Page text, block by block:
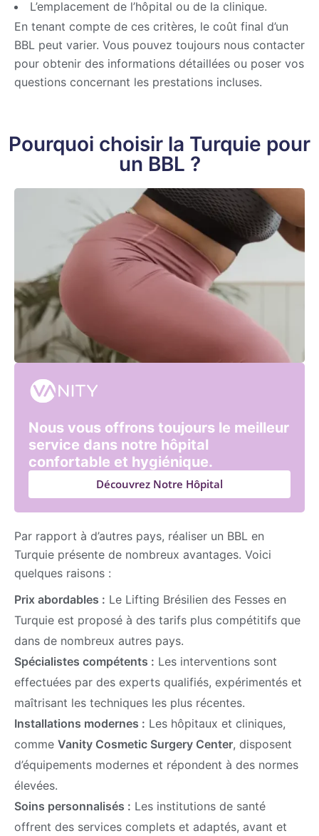
L’emplacement de l’hôpital ou de la clinique.
En tenant compte de ces critères, le coût final d’un
BBL peut varier. Vous pouvez toujours nous contacter
pour obtenir des informations détaillées ou poser vos
questions concernant les prestations incluses.
Pourquoi choisir la Turquie pour
un BBL ?
Par rapport à d’autres pays, réaliser un BBL en
Turquie présente de nombreux avantages. Voici
quelques raisons :
Prix abordables : Le Lifting Brésilien des Fesses en
Turquie est proposé à des tarifs plus compétitifs que
dans de nombreux autres pays.
Spécialistes compétents : Les interventions sont
effectuées par des experts qualifiés, expérimentés et
maîtrisant les techniques les plus récentes.
Installations modernes : Les hôpitaux et cliniques,
comme Vanity Cosmetic Surgery Center, disposent
d’équipements modernes et répondent à des normes
élevées.
Soins personnalisés : Les institutions de santé
offrent des services complets et adaptés, avant et
Nous vous offrons toujours le meilleur
service dans notre hôpital
confortable et hygiénique.
Découvrez Notre Hôpital